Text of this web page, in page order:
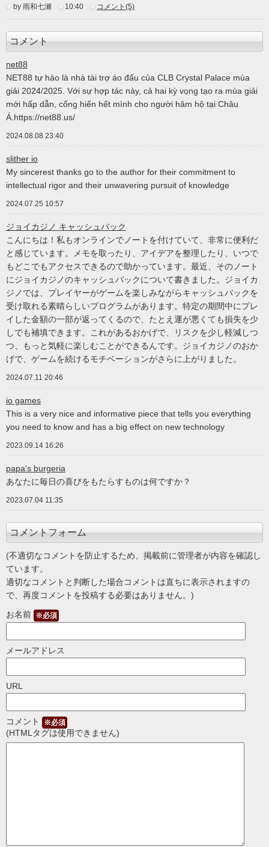
by 雨和七瀬 10:40 コメント(5)
コメント
net88
NET88 tự hào là nhà tài trợ áo đấu của CLB Crystal Palace mùa
giải 2024/2025. Với sự hợp tác này, cả hai kỳ vọng tạo ra mùa giải
mới hấp dẫn, cống hiến hết mình cho người hâm hộ tại Châu
Á.https://net88.us/
2024.08.08 23:40
slither io
My sincerest thanks go to the author for their commitment to
intellectual rigor and their unwavering pursuit of knowledge
2024.07.25 10:57
ジョイカジノ キャッシュバック
こんにちは！私もオンラインでノートを付けていて、非常に便利だ
と感じています。メモを取ったり、アイデアを整理したり、いつで
もどこでもアクセスできるので助かっています。最近、そのノート
にジョイカジノのキャッシュバックについて書きました。ジョイカ
ジノでは、プレイヤーがゲームを楽しみながらキャッシュバックを
受け取れる素晴らしいプログラムがあります。特定の期間中にプレ
イした金額の一部が返ってくるので、たとえ運が悪くても損失を少
しでも補填できます。これがあるおかげで、リスクを少し軽減しつ
つ、もっと気軽に楽しむことができるんです。ジョイカジノのおか
げで、ゲームを続けるモチベーションがさらに上がりました。
2024.07.11 20:46
io games
This is a very nice and informative piece that tells you everything
you need to know and has a big effect on new technology
2023.09.14 16:26
papa's burgeria
あなたに毎日の喜びをもたらすものは何ですか？
2023.07.04 11:35
コメントフォーム
(不適切なコメントを防止するため、掲載前に管理者が内容を確認し
ています。
適切なコメントと判断した場合コメントは直ちに表示されますの
で、再度コメントを投稿する必要はありません。)
お名前 ※必須
メールアドレス
URL
コメント ※必須
(HTMLタグは使用できません)